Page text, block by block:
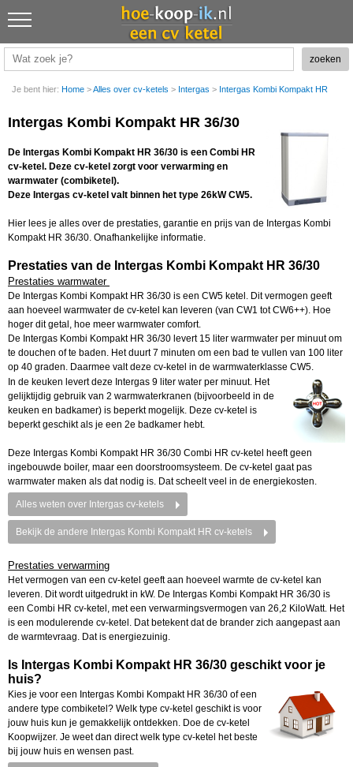
Je bent hier: Home >Alles over cv-ketels > Intergas > Intergas Kombi Kompakt HR
Intergas Kombi Kompakt HR 36/30
De Intergas Kombi Kompakt HR 36/30 is een Combi HR
cv-ketel. Deze cv-ketel zorgt voor verwarming en
warmwater (combiketel).
Deze Intergas cv-ketel valt binnen het type 26kW CW5.
Hier lees je alles over de prestaties, garantie en prijs van de Intergas Kombi
Kompakt HR 36/30. Onafhankelijke informatie.
Prestaties van de Intergas Kombi Kompakt HR 36/30
Prestaties warmwater
De Intergas Kombi Kompakt HR 36/30 is een CW5 ketel. Dit vermogen geeft
aan hoeveel warmwater de cv-ketel kan leveren (van CW1 tot CW6++). Hoe
hoger dit getal, hoe meer warmwater comfort.
De Intergas Kombi Kompakt HR 36/30 levert 15 liter warmwater per minuut om
te douchen of te baden. Het duurt 7 minuten om een bad te vullen van 100 liter
op 40 graden. Daarmee valt deze cv-ketel in de warmwaterklasse CW5.
In de keuken levert deze Intergas 9 liter water per minuut. Het
gelijktijdig gebruik van 2 warmwaterkranen (bijvoorbeeld in de
keuken en badkamer) is beperkt mogelijk. Deze cv-ketel is
beperkt geschikt als je een 2e badkamer hebt.
Deze Intergas Kombi Kompakt HR 36/30 Combi HR cv-ketel heeft geen
ingebouwde boiler, maar een doorstroomsysteem. De cv-ketel gaat pas
warmwater maken als dat nodig is. Dat scheelt veel in de energiekosten.
Alles weten over Intergas cv-ketels
Bekijk de andere Intergas Kombi Kompakt HR cv-ketels
Prestaties verwarming
Het vermogen van een cv-ketel geeft aan hoeveel warmte de cv-ketel kan
leveren. Dit wordt uitgedrukt in kW. De Intergas Kombi Kompakt HR 36/30 is
een Combi HR cv-ketel, met een verwarmingsvermogen van 26,2 KiloWatt. Het
is een modulerende cv-ketel. Dat betekent dat de brander zich aangepast aan
de warmtevraag. Dat is energiezuinig.
Is Intergas Kombi Kompakt HR 36/30 geschikt voor je
huis?
Kies je voor een Intergas Kombi Kompakt HR 36/30 of een
andere type combiketel? Welk type cv-ketel geschikt is voor
jouw huis kun je gemakkelijk ontdekken. Doe de cv-ketel
Koopwijzer. Je weet dan direct welk type cv-ketel het beste
bij jouw huis en wensen past.